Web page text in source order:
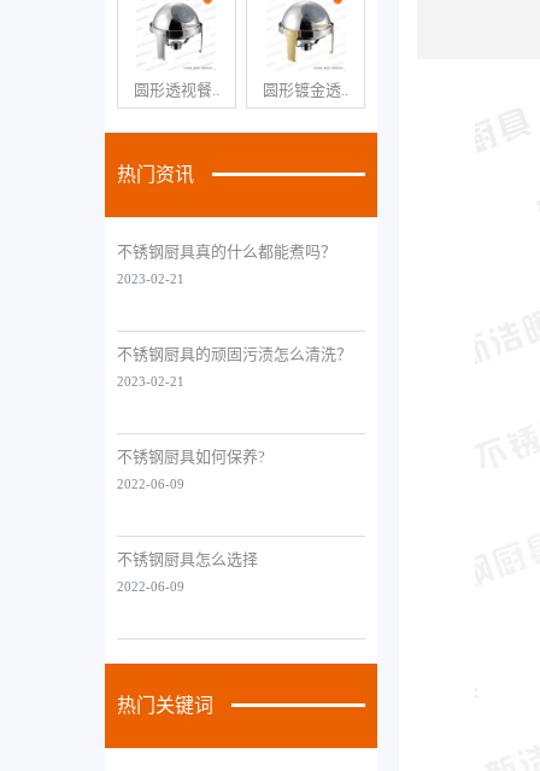
圆形透视餐.. 圆形镀金透..
热门资讯
不锈钢厨具真的什么都能煮吗？
2023-02-21
不锈钢厨具的顽固污渍怎么清洗？
2023-02-21
不锈钢厨具如何保养?
2022-06-09
不锈钢厨具怎么选择
2022-06-09
热门关键词